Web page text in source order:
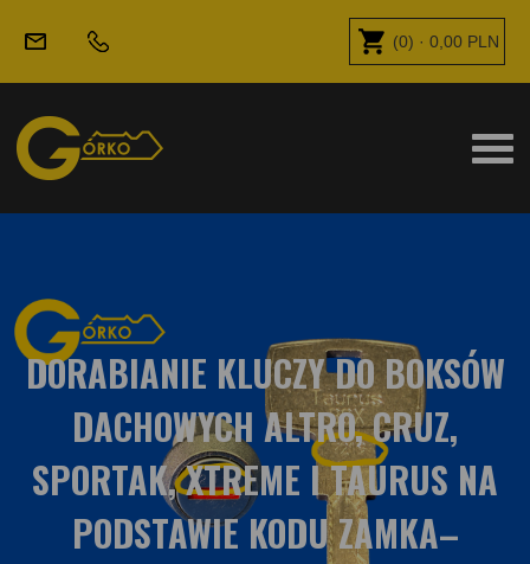
(0) · 0,00 PLN
DORABIANIE KLUCZY DO BOKSÓW
DACHOWYCH ALTRO, CRUZ,
SPORTAK, XTREME I TAURUS NA
PODSTAWIE KODU ZAMKA–